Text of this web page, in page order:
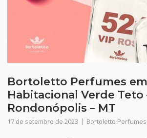
Bortoletto Perfumes
Habitacional Verde Teto
Rondonópolis – MT
17 de setembro de 2023 Bortoletto Perfumes